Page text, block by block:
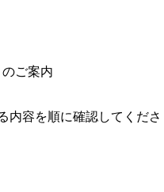
ご案内
内容を順に確認してくださ